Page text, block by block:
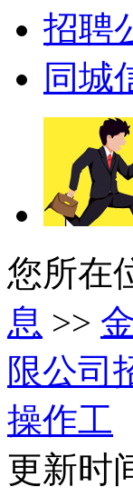
招聘
同城
您所在
息 >>
限公司
操作工
更新时